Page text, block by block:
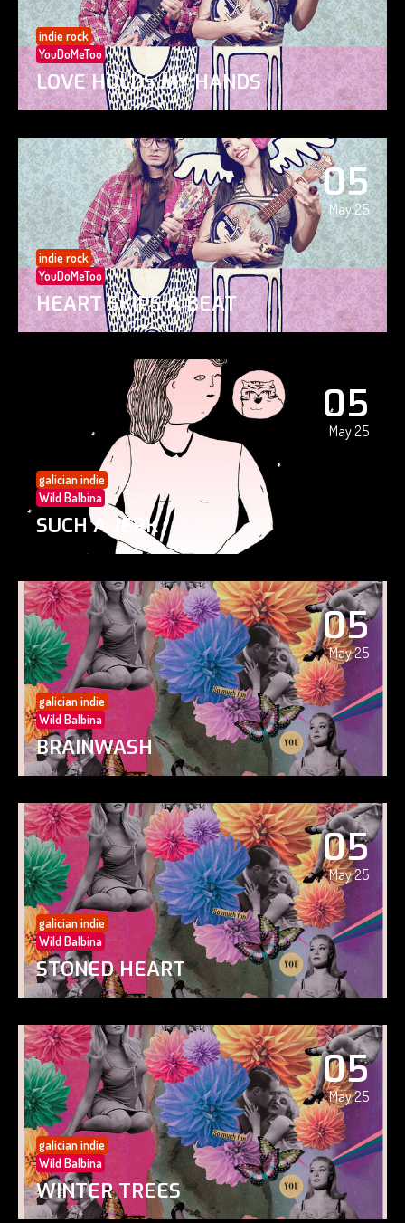
indie rock
YouDoMeToo
LOVE HOLDS MY HANDS
05
May 25
indie rock
YouDoMeToo
HEART SKIPS A BEAT
05
May 25
galician indie
Wild Balbina
SUCH A JERK
05
May 25
galician indie
Wild Balbina
BRAINWASH
05
May 25
galician indie
Wild Balbina
STONED HEART
05
May 25
galician indie
Wild Balbina
WINTER TREES